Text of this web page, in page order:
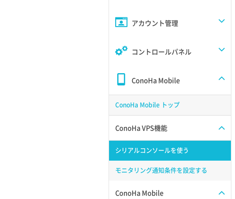
アカウント管理
コントロールパネル
ConoHa Mobile
ConoHa Mobile トップ
ConoHa VPS機能
シリアルコンソールを使う
モニタリング通知条件を設定する
ConoHa Mobile